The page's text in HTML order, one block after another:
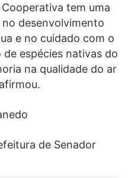
tem uma
desenvolvimento
e no cuidado com o
espécies nativas do
na qualidade do ar
de Senador